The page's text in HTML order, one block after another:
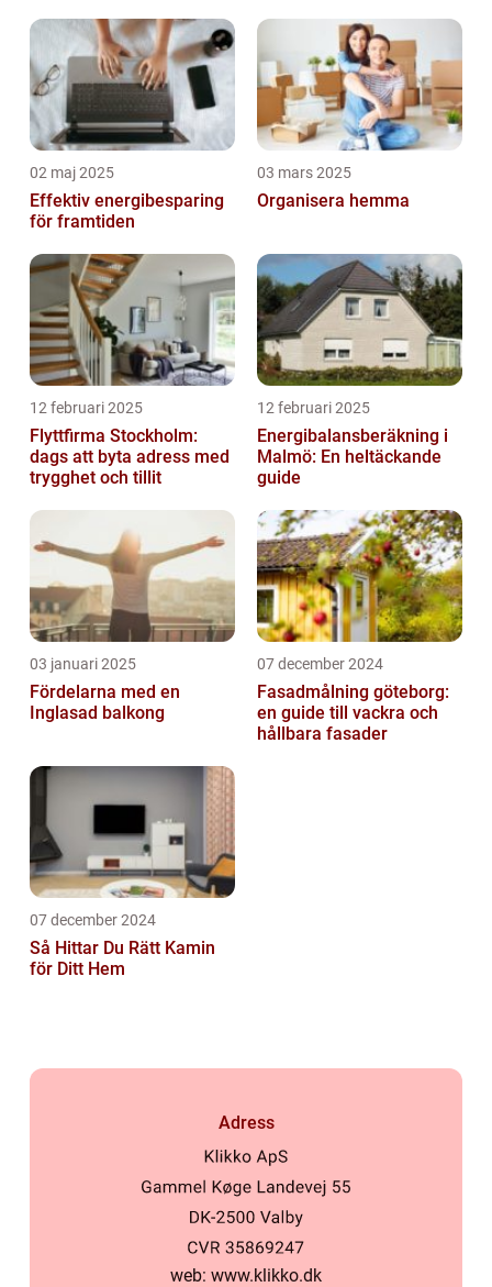
02 maj 2025
Effektiv energibesparing
för framtiden
03 mars 2025
Organisera hemma
12 februari 2025
Flyttfirma Stockholm:
dags att byta adress med
trygghet och tillit
12 februari 2025
Energibalansberäkning i
Malmö: En heltäckande
guide
03 januari 2025
Fördelarna med en
Inglasad balkong
07 december 2024
Fasadmålning göteborg:
en guide till vackra och
hållbara fasader
07 december 2024
Så Hittar Du Rätt Kamin
för Ditt Hem
Adress
web: www.klikko.dk